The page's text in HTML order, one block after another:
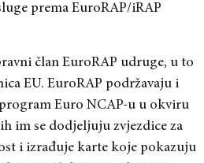
prema EuroRAP/iRAP
član EuroRAP udruge, u to
EU. EuroRAP podržavaju i
Euro NCAP-u u okviru
im se dodjeljuju zvjezdice za
i izrađuje karte koje pokazuju